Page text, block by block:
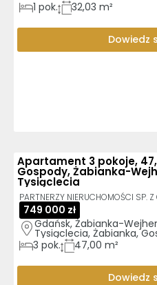
1 pok. 32,03 m²
Dowiedz
Apartament 3 pokoje,
Gospody, Żabianka-
Tysiąclecia
PARTNERZY NIERUCHOMOŚCI SP. Z
749 000 zł
Gdańsk, Żabianka-
Tysiąclecia, Żabianka,
3 pok. 47,00 m²
Dowiedz